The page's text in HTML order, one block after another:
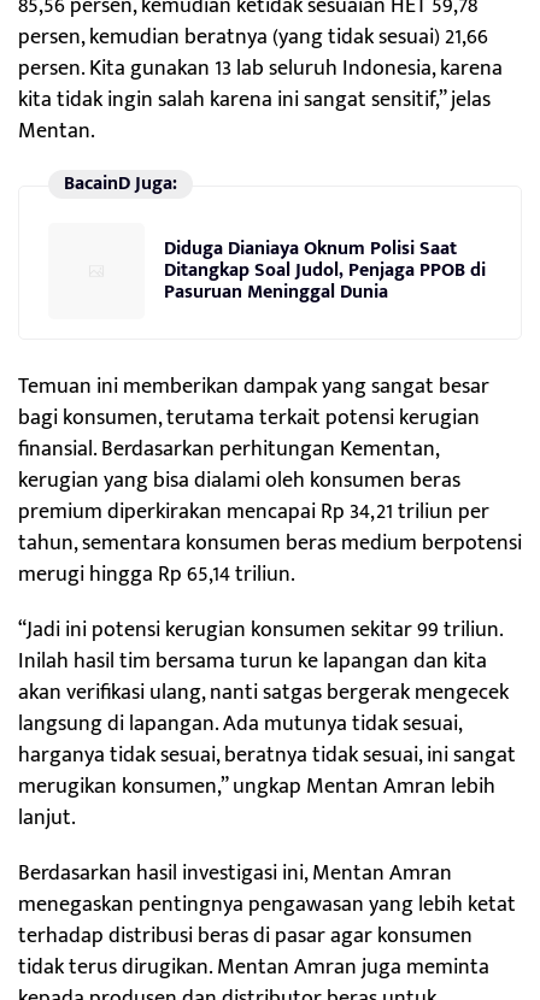
persen, kemudian beratnya (yang tidak sesuai) 21,66
persen. Kita gunakan 13 lab seluruh Indonesia, karena
kita tidak ingin salah karena ini sangat sensitif,” jelas
Mentan.
BacainD Juga:
Diduga Dianiaya Oknum Polisi Saat
Ditangkap Soal Judol, Penjaga PPOB di
Pasuruan Meninggal Dunia
Temuan ini memberikan dampak yang sangat besar
bagi konsumen, terutama terkait potensi kerugian
finansial. Berdasarkan perhitungan Kementan,
kerugian yang bisa dialami oleh konsumen beras
premium diperkirakan mencapai Rp 34,21 triliun per
tahun, sementara konsumen beras medium berpotensi
merugi hingga Rp 65,14 triliun.
“Jadi ini potensi kerugian konsumen sekitar 99 triliun.
Inilah hasil tim bersama turun ke lapangan dan kita
akan verifikasi ulang, nanti satgas bergerak mengecek
langsung di lapangan. Ada mutunya tidak sesuai,
harganya tidak sesuai, beratnya tidak sesuai, ini sangat
merugikan konsumen,” ungkap Mentan Amran lebih
lanjut.
Berdasarkan hasil investigasi ini, Mentan Amran
menegaskan pentingnya pengawasan yang lebih ketat
terhadap distribusi beras di pasar agar konsumen
tidak terus dirugikan. Mentan Amran juga meminta